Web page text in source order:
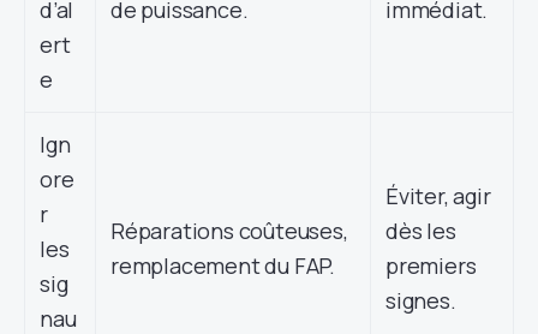
d’al
ert
e
de puissance. immédiat.
Ign
ore
r
les
sig
nau
Réparations coûteuses,
remplacement du FAP.
Éviter, agir
dès les
premiers
signes.